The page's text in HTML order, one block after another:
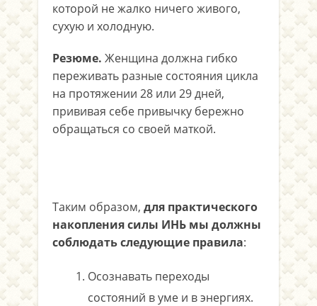
которой не жалко ничего живого,
сухую и холодную.
Резюме. Женщина должна гибко
переживать разные состояния цикла
на протяжении 28 или 29 дней,
прививая себе привычку бережно
обращаться со своей маткой.
Таким образом, для практического
накопления силы ИНЬ мы должны
соблюдать следующие правила:
Осознавать переходы
состояний в уме и в энергиях.